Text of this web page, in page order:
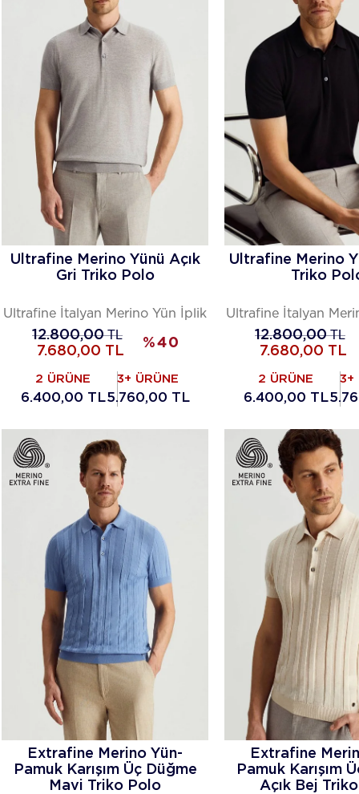
Ultrafine Merino Yünü Açık
Gri Triko Polo
Ultrafine İtalyan Merino Yün İplik
12.800,00TL
7.680,00 TL
%40
2 ÜRÜNE
6.400,00 TL
3+ ÜRÜNE
5.760,00 TL
Ultrafine Merino
Triko
Ultrafine İtalyan
12.800,00TL
7.680,00 TL
2 ÜRÜNE
6.400,00 TL
3+
Extrafine Merino Yün-
Pamuk Karışım Üç Düğme
Mavi Triko Polo
Extrafine
Pamuk Karışım
Açık Bej